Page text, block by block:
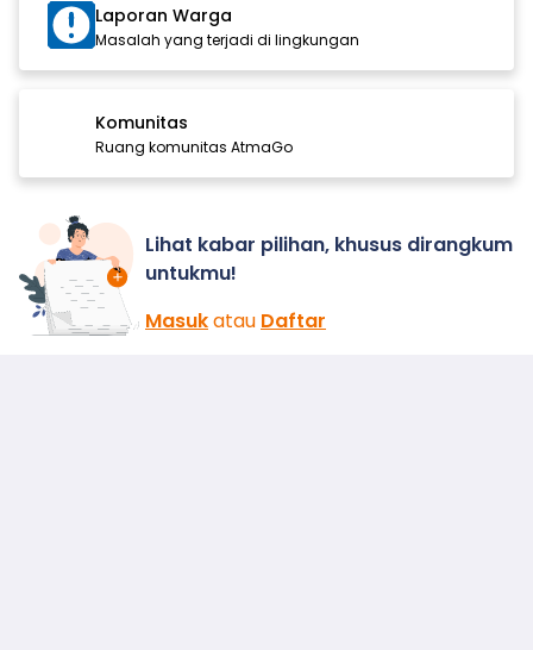
Laporan Warga
Masalah yang terjadi di lingkungan
Komunitas
Ruang komunitas AtmaGo
Lihat kabar pilihan, khusus dirangkum
untukmu!
Masukatau Daftar